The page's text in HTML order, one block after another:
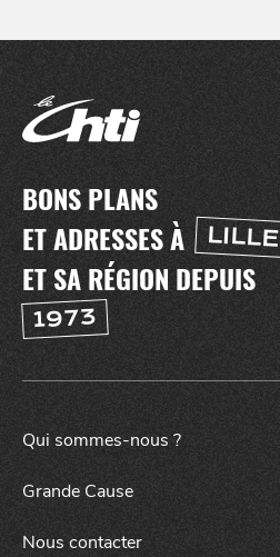
BONS PLANS
ET ADRESSES À
LILLE
ET SA RÉGION DEPUIS
1973
Qui sommes-nous ?
Grande Cause
Nous contacter